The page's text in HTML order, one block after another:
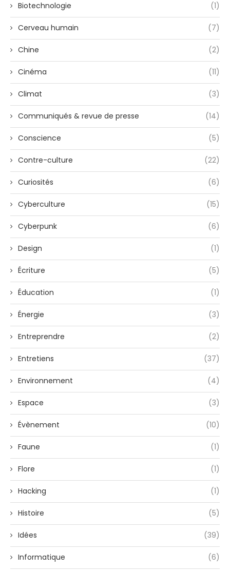
Biotechnologie (1)
Cerveau humain (7)
Chine (2)
Cinéma (11)
Climat (3)
Communiqués & revue de presse (14)
Conscience (5)
Contre-culture (22)
Curiosités (6)
Cyberculture (15)
Cyberpunk (6)
Design (1)
Écriture (5)
Éducation (1)
Énergie (3)
Entreprendre (2)
Entretiens (37)
Environnement (4)
Espace (3)
Évènement (10)
Faune (1)
Flore (1)
Hacking (1)
Histoire (5)
Idées (39)
Informatique (6)